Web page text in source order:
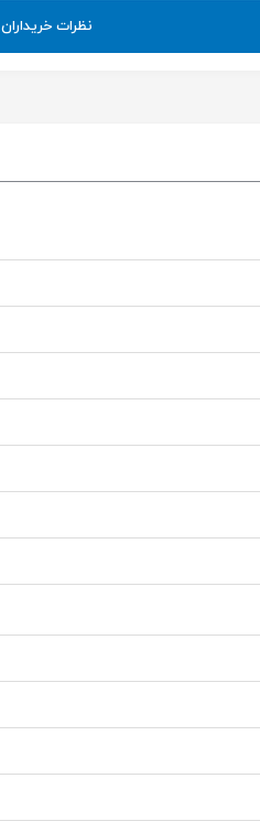
نظرات خریداران